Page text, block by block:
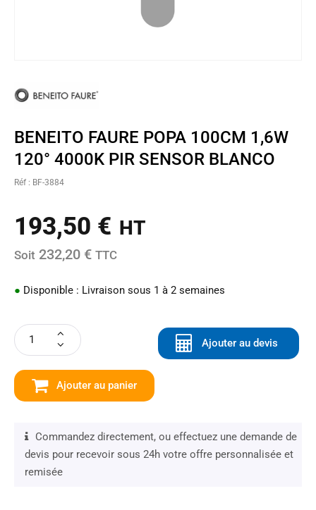
BENEITO FAURE POPA 100CM 1,6W
120° 4000K PIR SENSOR BLANCO
Réf : BF-3884
193,50 € HT
Soit 232,20 € TTC
● Disponible : Livraison sous 1 à 2 semaines
Ajouter au panier
Ajouter au devis
Commandez directement, ou effectuez une demande de
devis pour recevoir sous 24h votre offre personnalisée et
remisée